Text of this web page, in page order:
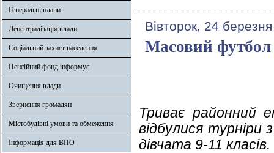
Генеральні плани
Децентралізація влади
Соціальний захист населення
Пенсійний фонд інформує
Очищення влади
Звернення громадян
Містобудівні умови та обмеження
Інформація для ВПО
Вівторок, 24
Масовий футбол
Триває районний
відбулися
дівчата 9-11 класів.